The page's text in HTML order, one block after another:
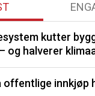
kutter
og halverer
offentlige innkjøp